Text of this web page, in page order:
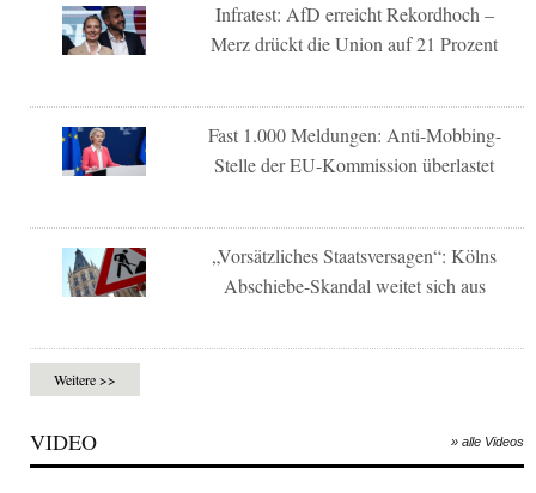
Infratest: AfD erreicht Rekordhoch –
Merz drückt die Union auf 21 Prozent
Fast 1.000 Meldungen: Anti-Mobbing-
Stelle der EU-Kommission überlastet
„Vorsätzliches Staatsversagen“: Kölns
Abschiebe-Skandal weitet sich aus
Weitere >>
VIDEO » alle Videos